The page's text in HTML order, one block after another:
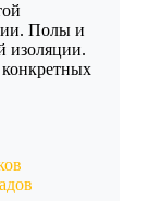
Полы и
изоляции.
конкретных